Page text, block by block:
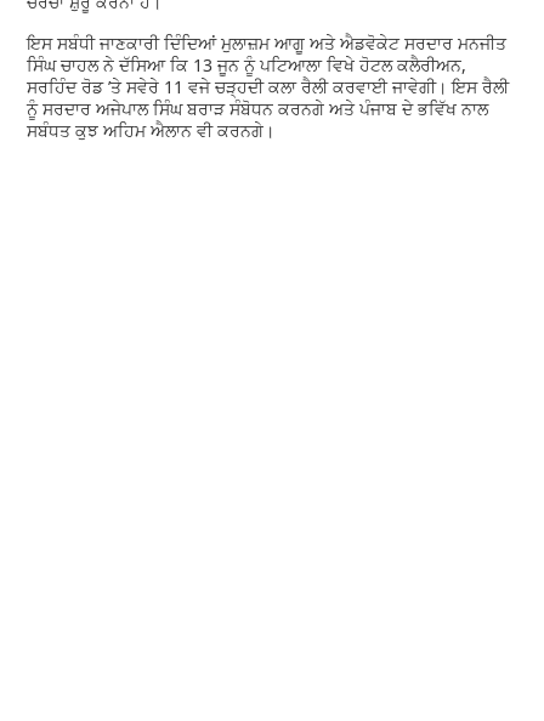
ਇਸ ਸਬੰਧੀ ਜਾਣਕਾਰੀ ਦਿੰਦਿਆਂ ਮੁਲਾਜ਼ਮ ਆਗੂ ਅਤੇ ਐਡਵੋਕੇਟ ਸਰਦਾਰ ਮਨਜੀਤ
ਸਿੰਘ ਚਾਹਲ ਨੇ ਦੱਸਿਆ ਕਿ 13 ਜੂਨ ਨੂੰ ਪਟਿਆਲਾ ਵਿਖੇ ਹੋਟਲ ਕਲੈਰੀਅਨ,
ਸਰਹਿੰਦ ਰੋਡ ’ਤੇ ਸਵੇਰੇ 11 ਵਜੇ ਚੜ੍ਹਦੀ ਕਲਾ ਰੈਲੀ ਕਰਵਾਈ ਜਾਵੇਗੀ। ਇਸ ਰੈਲੀ
ਨੂੰ ਸਰਦਾਰ ਅਜੇਪਾਲ ਸਿੰਘ ਬਰਾੜ ਸੰਬੋਧਨ ਕਰਨਗੇ ਅਤੇ ਪੰਜਾਬ ਦੇ ਭਵਿੱਖ ਨਾਲ
ਸਬੰਧਤ ਕੁਝ ਅਹਿਮ ਐਲਾਨ ਵੀ ਕਰਨਗੇ।